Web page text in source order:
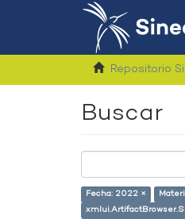
Repositorio
Buscar
Fecha: 2022 ×